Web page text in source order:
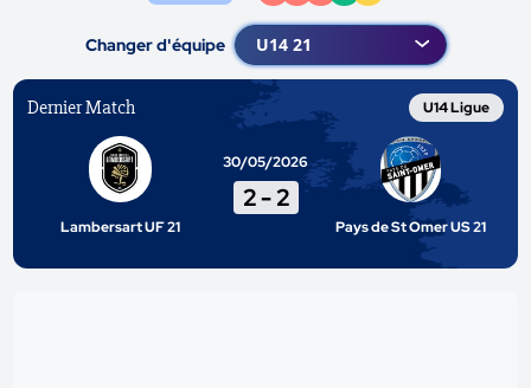
Changer d'équipe
Dernier Match U14 Ligue
Lambersart UF 21
30/05/2026
2- 2
Pays de St Omer US 21